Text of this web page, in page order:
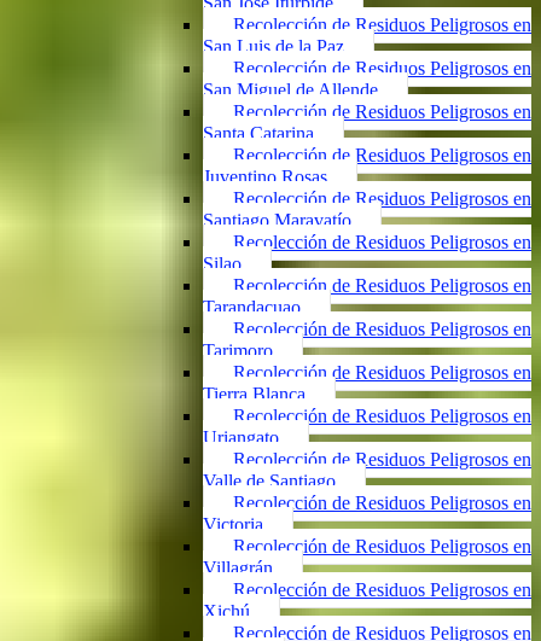
Recolección de Residuos Peligrosos en
San Luis de la Paz
Recolección de Residuos Peligrosos en
San Miguel de Allende
Recolección de Residuos Peligrosos en
Santa Catarina
Recolección de Residuos Peligrosos en
Juventino Rosas
Recolección de Residuos Peligrosos en
Santiago Maravatío
Recolección de Residuos Peligrosos en
Silao
Recolección de Residuos Peligrosos en
Tarandacuao
Recolección de Residuos Peligrosos en
Tarimoro
Recolección de Residuos Peligrosos en
Tierra Blanca
Recolección de Residuos Peligrosos en
Uriangato
Recolección de Residuos Peligrosos en
Valle de Santiago
Recolección de Residuos Peligrosos en
Victoria
Recolección de Residuos Peligrosos en
Villagrán
Recolección de Residuos Peligrosos en
Xichú
Recolección de Residuos Peligrosos en